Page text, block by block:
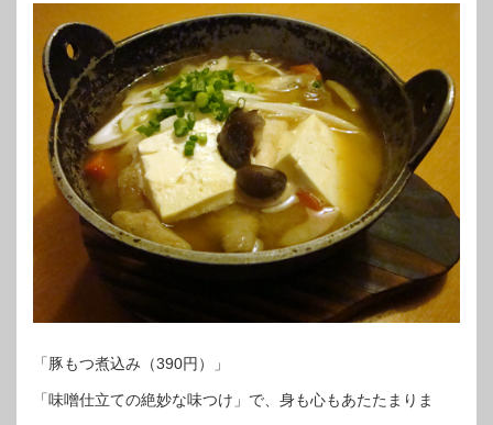
「豚もつ煮込み（390円）」
「味噌仕立ての絶妙な味つけ」で、身も心もあたたまりま